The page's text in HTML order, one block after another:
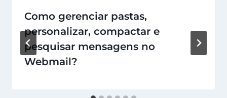
Como gerenciar pastas,
personalizar, compactar e
pesquisar mensagens no
Webmail?